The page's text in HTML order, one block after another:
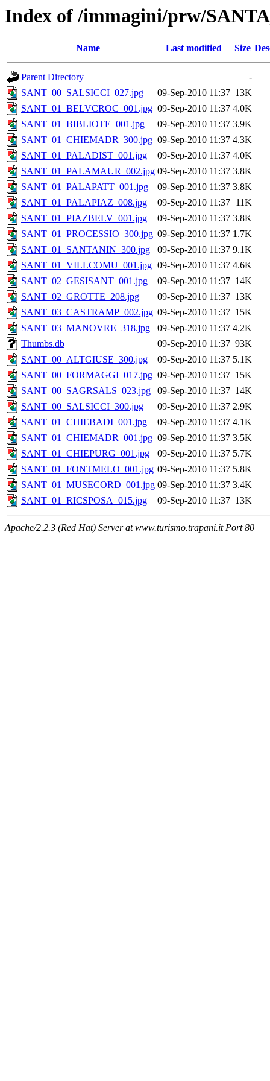
Index of /immagini/prw/
Name Last modified Size
Parent Directory
-
SANT_00_SALSICCI_027.jpg
09-Sep-2010 11:37 13K
SANT_01_BELVCROC_001.jpg 09-Sep-2010 11:37 4.0K
SANT_01_BIBLIOTE_001.jpg
09-Sep-2010 11:37 3.9K
SANT_01_CHIEMADR_300.jpg 09-Sep-2010 11:37 4.3K
SANT_01_PALADIST_001.jpg
09-Sep-2010 11:37 4.0K
SANT_01_PALAMAUR_002.jpg 09-Sep-2010 11:37 3.8K
SANT_01_PALAPATT_001.jpg
09-Sep-2010 11:37 3.8K
SANT_01_PALAPIAZ_008.jpg
09-Sep-2010 11:37 11K
SANT_01_PIAZBELV_001.jpg
09-Sep-2010 11:37 3.8K
SANT_01_PROCESSIO_300.jpg 09-Sep-2010 11:37 1.7K
SANT_01_SANTANIN_300.jpg
09-Sep-2010 11:37 9.1K
SANT_01_VILLCOMU_001.jpg 09-Sep-2010 11:37 4.6K
SANT_02_GESISANT_001.jpg
09-Sep-2010 11:37 14K
SANT_02_GROTTE_208.jpg
09-Sep-2010 11:37 13K
SANT_03_CASTRAMP_002.jpg 09-Sep-2010 11:37 15K
SANT_03_MANOVRE_318.jpg
09-Sep-2010 11:37 4.2K
Thumbs.db
09-Sep-2010 11:37 93K
SANT_00_ALTGIUSE_300.jpg
09-Sep-2010 11:37 5.1K
SANT_00_FORMAGGI_017.jpg 09-Sep-2010 11:37 15K
SANT_00_SAGRSALS_023.jpg
09-Sep-2010 11:37 14K
SANT_00_SALSICCI_300.jpg
09-Sep-2010 11:37 2.9K
SANT_01_CHIEBADI_001.jpg
09-Sep-2010 11:37 4.1K
SANT_01_CHIEMADR_001.jpg 09-Sep-2010 11:37 3.5K
SANT_01_CHIEPURG_001.jpg
09-Sep-2010 11:37 5.7K
SANT_01_FONTMELO_001.jpg 09-Sep-2010 11:37 5.8K
SANT_01_MUSECORD_001.jpg 09-Sep-2010 11:37 3.4K
SANT_01_RICSPOSA_015.jpg
09-Sep-2010 11:37 13K
Apache/2.2.3 (Red Hat) Server at www.turismo.trapani.it Port 80